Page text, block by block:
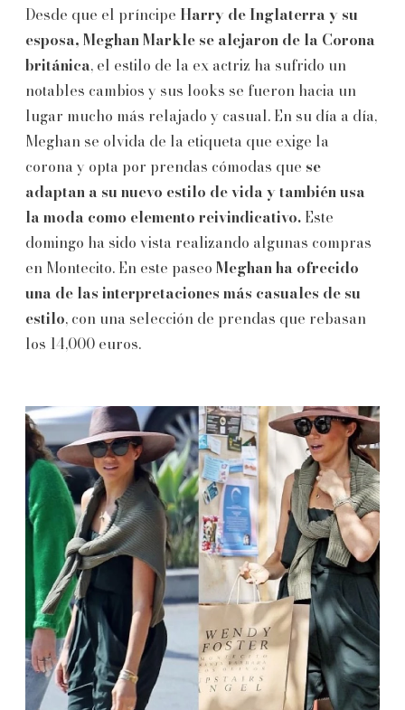
Desde que el príncipe Harry de Inglaterra y su
esposa, Meghan Markle se alejaron de la Corona
británica, el estilo de la ex actriz ha sufrido un
notables cambios y sus looks se fueron hacia un
lugar mucho más relajado y casual. En su día a día,
Meghan se olvida de la etiqueta que exige la
corona y opta por prendas cómodas que se
adaptan a su nuevo estilo de vida y también usa
la moda como elemento reivindicativo. Este
domingo ha sido vista realizando algunas compras
en Montecito. En este paseo Meghan ha ofrecido
una de las interpretaciones más casuales de su
estilo, con una selección de prendas que rebasan
los 14,000 euros.